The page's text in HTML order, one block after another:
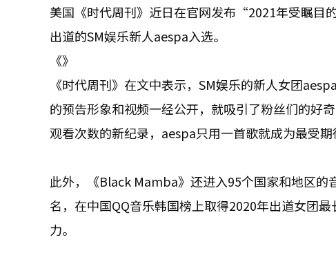
美国《时代周刊》近日在官网发布“2021年受瞩目
出道的SM娱乐新人aespa入选。
《》
《时代周刊》在文中表示，SM娱乐的新人女团
的预告形象和视频一经公开，就吸引了粉丝们的好
观看次数的新纪录，aespa只用一首歌就成为最受期
此外，《Black Mamba》还进入95个国家和地区
名，在中国QQ音乐韩国榜上取得2020年出道女团
力。